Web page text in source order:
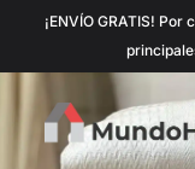
¡ENVÍO GRATIS!